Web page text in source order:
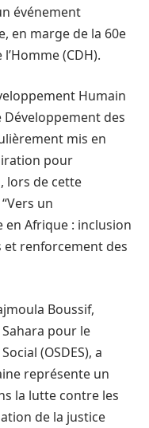
événement
en marge de la 60e
(CDH).
Humain
Développement des
mis en
pour
lors de cette
un
Afrique : inclusion
et renforcement des
Boussif,
pour le
(OSDES), a
représente un
la lutte contre les
de la justice